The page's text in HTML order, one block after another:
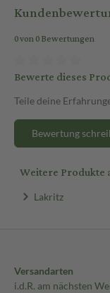
0 von 0 Bewertungen
Bewerte dieses
Teile deine
Bewertung
Weitere Produkte
Lakritz
Versandarten
i.d.R. am nächsten